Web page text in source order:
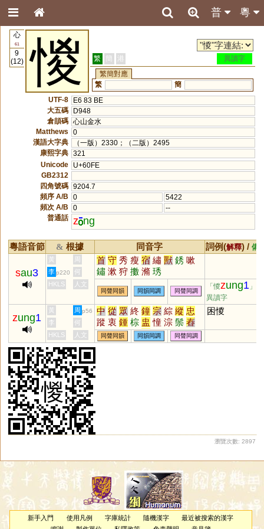
粵
普
心
61
9
(12)
惾 繁 簡 港
異讀字
繁簡對應
繁
簡
UTF-8
E6 83 BE
大五碼
D948
倉頡碼 心山金水
Matthews
0
漢語大字典
（一版）2330；（二版）2495
康熙字典 321
Unicode
U+60FE
GB2312
四角號碼 9204.7
頻序 A/B
0
5422
頻次 A/B
0
--
普通話 z ng
粵語音節 & 根據 同音字 詞例(解釋) / 備
sau3
黃 周 首 守 秀 瘦 宿 繡 獸 銹 嗽
鏽 漱 狩 擻 滫 琇
李 p220
何
HKLS
人文
同聲同韻 同韻同調 同聲同調
「惾zung1 」的
異讀字
zung1
黃 周 p56 中 從 眾 終 鐘 宗 綜 縱 忠
蹤 衷 鍾 棕 盅 憧 淙 鬃 舂
忪 螽 舯 猣 憃 翪 豵 騣 鬷
樅 柊 繌 鼨 炂 蔠 熧 蹖 蝩
困惾
李
何
HKLS
人文 同聲同韻 同韻同調 同聲同調
瀏覽次數: 2897
新手入門 使用凡例 字庫統計 隨機漢字
最近被搜索的漢字